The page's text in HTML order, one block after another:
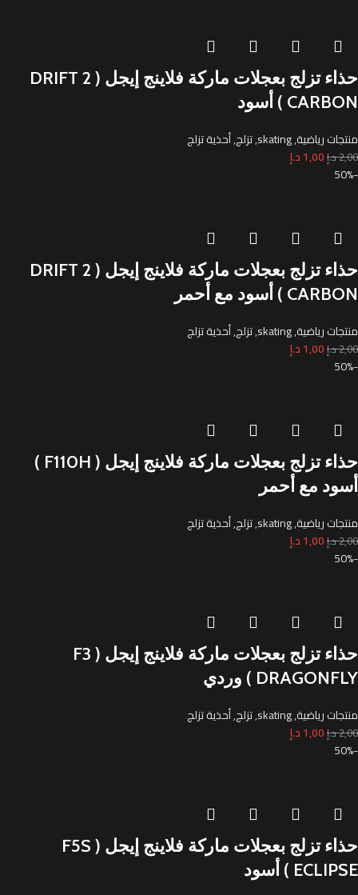
حذاء تزلج بعجلات ماركة فلاينج إيجل ( DRIFT 2
CARBON ) أسود
منتجات رياضية,
skating
,تزلج,أحذية تزلج
2,00د.إ1,00د.إ
-50%
حذاء تزلج بعجلات ماركة فلاينج إيجل ( DRIFT 2
CARBON ) أسود مع أحمر
منتجات رياضية,
skating
,تزلج,أحذية تزلج
2,00د.إ1,00د.إ
-50%
حذاء تزلج بعجلات ماركة فلاينج إيجل ( F110H )
أسود مع أحمر
منتجات رياضية,
skating
,تزلج,أحذية تزلج
2,00د.إ1,00د.إ
-50%
حذاء تزلج بعجلات ماركة فلاينج إيجل ( F3
DRAGONFLY ) وردي
منتجات رياضية,
skating
,تزلج,أحذية تزلج
2,00د.إ1,00د.إ
-50%
حذاء تزلج بعجلات ماركة فلاينج إيجل ( F5S
ECLIPSE ) أسود